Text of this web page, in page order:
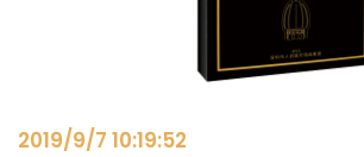
2019/9/7 10:19:52